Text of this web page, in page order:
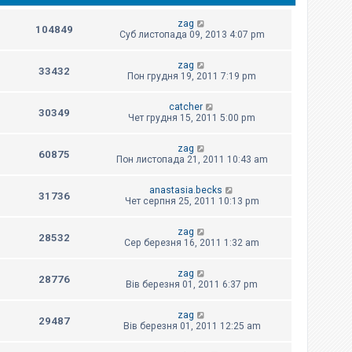
104849
zag
Суб листопада 09, 2013 4:07 pm
33432
zag
Пон грудня 19, 2011 7:19 pm
30349
catcher
Чет грудня 15, 2011 5:00 pm
60875
zag
Пон листопада 21, 2011 10:43 am
31736
anastasia.becks
Чет серпня 25, 2011 10:13 pm
28532
zag
Сер березня 16, 2011 1:32 am
28776
zag
Вів березня 01, 2011 6:37 pm
29487
zag
Вів березня 01, 2011 12:25 am